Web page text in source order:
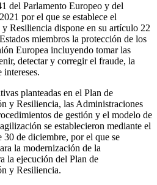
del Parlamento Europeo y del
por el que se establece el
Resiliencia dispone en su artículo 22
miembros la protección de los
Europea incluyendo tomar las
detectar y corregir el fraude, la
planteadas en el Plan de
y Resiliencia, las Administraciones
de gestión y el modelo de
se establecieron mediante el
de diciembre, por el que se
la modernización de la
la ejecución del Plan de
y Resiliencia.